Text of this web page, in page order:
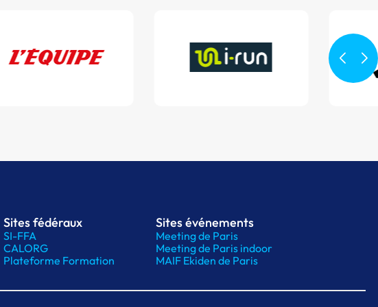
Sites fédéraux
SI-FFA
CALORG
Plateforme Formation
Sites événements
Meeting de Paris
Meeting de Paris indoor
MAIF Ekiden de Paris